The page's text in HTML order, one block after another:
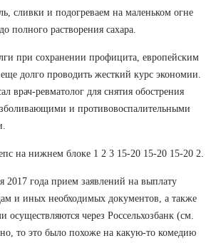
сливки и подогреваем на маленьком огне
полного растворения сахара.
при сохранении профицита, европейским
долго проводить жесткий курс экономии.
врач-ревматолог для снятия обострения
и противовоспалительными
на нижнем блоке 1 2 3 15-20 15-20 15-20 2.
2017 года прием заявлений на выплату
и иных необходимых документов, а также
осуществляются через Россельхозбанк (см.
то это было похоже на какую-то комедию